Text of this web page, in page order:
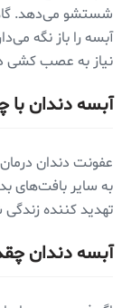
شستشو می‌دهد.
آبسه را باز نگه
نیاز به عصب کشی
آبسه دندان
عفونت دندان
به سایر بافت‌های
تهدید کننده
آبسه دندان